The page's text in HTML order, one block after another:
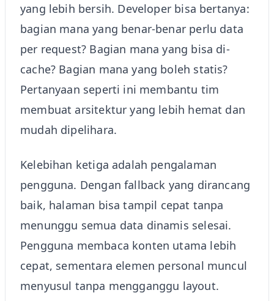
yang lebih bersih. Developer bisa bertanya:
bagian mana yang benar-benar perlu data
per request? Bagian mana yang bisa di-
cache? Bagian mana yang boleh statis?
Pertanyaan seperti ini membantu tim
membuat arsitektur yang lebih hemat dan
mudah dipelihara.
Kelebihan ketiga adalah pengalaman
pengguna. Dengan fallback yang dirancang
baik, halaman bisa tampil cepat tanpa
menunggu semua data dinamis selesai.
Pengguna membaca konten utama lebih
cepat, sementara elemen personal muncul
menyusul tanpa mengganggu layout.